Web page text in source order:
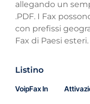
allegando un
.PDF. I Fax
con prefissi
Fax di Paesi esteri.
Listino
VoipFax In